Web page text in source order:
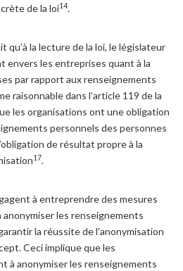
de la loi14.
qu’à la lecture de la loi, le législateur
envers les entreprises quant à la
par rapport aux renseignements
raisonnable dans l’article 119 de la
les organisations ont une obligation
personnels des personnes
de résultat propre à la
17.
à entreprendre des mesures
anonymiser les renseignements
la réussite de l’anonymisation
Ceci implique que les
à anonymiser les renseignements